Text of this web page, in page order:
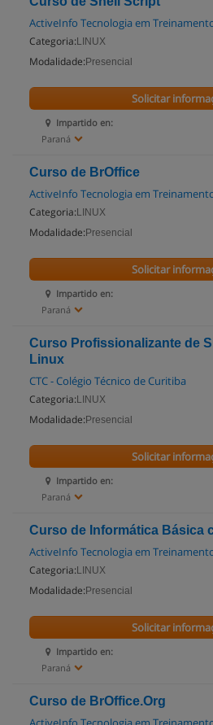
ActiveInfo Tecnologia em
Categoria: LINUX
Modalidade: Presencial
Impartido en:
Paraná
Solicitar
Curso de BrOffice
ActiveInfo Tecnologia em
Categoria: LINUX
Modalidade: Presencial
Impartido en:
Paraná
Solicitar
Curso Profissionalizante de
Linux
CTC - Colégio Técnico de Curitiba
Categoria: LINUX
Modalidade: Presencial
Impartido en:
Paraná
Solicitar
Curso de Informática Básica
ActiveInfo Tecnologia em
Categoria: LINUX
Modalidade: Presencial
Impartido en:
Paraná
Solicitar
Curso de BrOffice.Org